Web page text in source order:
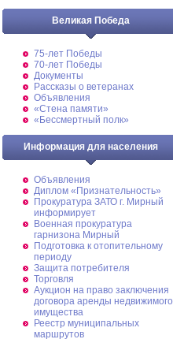
Великая Победа
75-лет Победы
70-лет Победы
Документы
Рассказы о ветеранах
Объявления
«Стена памяти»
«Бессмертный полк»
Информация для населения
Объявления
Диплом «Признательность»
Прокуратура ЗАТО г. Мирный
информирует
Военная прокуратура
гарнизона Мирный
Подготовка к отопительному
периоду
Защита потребителя
Торговля
Аукцион на право заключения
договора аренды недвижимого
имущества
Реестр муниципальных
маршрутов